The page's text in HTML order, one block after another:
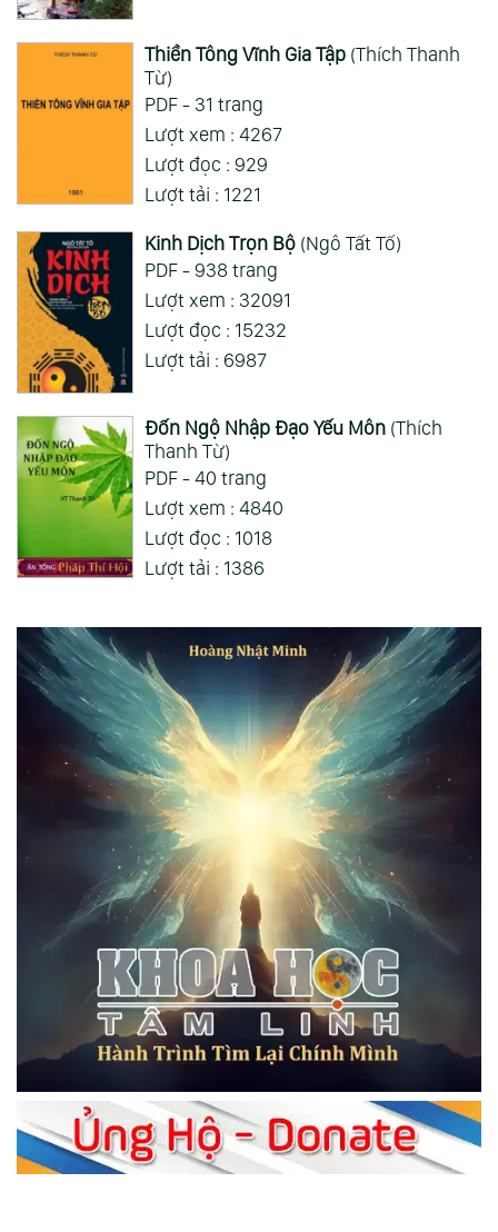
Thiền Tông Vĩnh Gia Tập(Thích Thanh
Từ)
PDF - 31 trang
Lượt xem : 4267
Lượt đọc : 929
Lượt tải : 1221
Kinh Dịch Trọn Bộ(Ngô Tất Tố)
PDF - 938 trang
Lượt xem : 32091
Lượt đọc : 15232
Lượt tải : 6987
Đốn Ngộ Nhập Đạo Yếu Môn(Thích
Thanh Từ)
PDF - 40 trang
Lượt xem : 4840
Lượt đọc : 1018
Lượt tải : 1386